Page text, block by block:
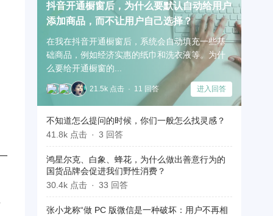
抖音开通橱窗后，为什么要默认自动给用户
添加商品，而不让用户自己选择？
在我在抖音开通橱窗后，系统会自动填充一些基
础商品，例如经济实惠的纸巾和洗衣液等。为什
么要给开通橱窗的...
21.5k 点击 11 回答 进入回答
不知道怎么提问的时候，你们一般怎么找灵感？
41.8k 点击
3 回答
鸿星尔克、白象、蜂花，为什么做出善意行为的
国货品牌会促进我们野性消费？
30.4k 点击
33 回答
张小龙称“做 PC 版微信是一种破坏：用户不再相